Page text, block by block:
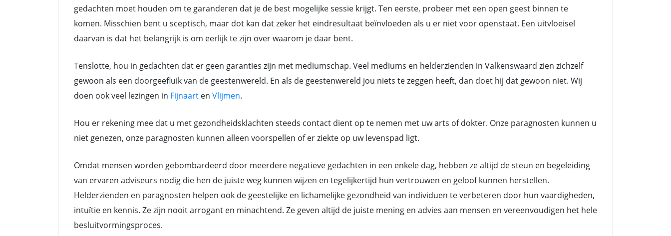
gedachten moet houden om te garanderen dat je de best mogelijke sessie krijgt. Ten eerste, probeer met een open geest binnen te
komen. Misschien bent u sceptisch, maar dot kan dat zeker het eindresultaat beïnvloeden als u er niet voor openstaat. Een uitvloeisel
daarvan is dat het belangrijk is om eerlijk te zijn over waarom je daar bent.
Tenslotte, hou in gedachten dat er geen garanties zijn met mediumschap. Veel mediums en helderzienden in Valkenswaard zien zichzelf
gewoon als een doorgeefluik van de geestenwereld. En als de geestenwereld jou niets te zeggen heeft, dan doet hij dat gewoon niet. Wij
doen ook veel lezingen in Fijnaart en Vlijmen.
Hou er rekening mee dat u met gezondheidsklachten steeds contact dient op te nemen met uw arts of dokter. Onze paragnosten kunnen u
niet genezen, onze paragnosten kunnen alleen voorspellen of er ziekte op uw levenspad ligt.
Omdat mensen worden gebombardeerd door meerdere negatieve gedachten in een enkele dag, hebben ze altijd de steun en begeleiding
van ervaren adviseurs nodig die hen de juiste weg kunnen wijzen en tegelijkertijd hun vertrouwen en geloof kunnen herstellen.
Helderzienden en paragnosten helpen ook de geestelijke en lichamelijke gezondheid van individuen te verbeteren door hun vaardigheden,
intuïtie en kennis. Ze zijn nooit arrogant en minachtend. Ze geven altijd de juiste mening en advies aan mensen en vereenvoudigen het hele
besluitvormingsproces.